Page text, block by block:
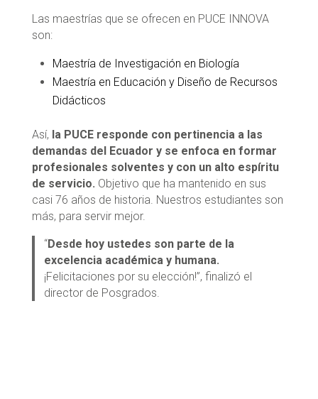
Las maestrías que se ofrecen en PUCE INNOVA
son:
Maestría de Investigación en Biología
Maestría en Educación y Diseño de Recursos
Didácticos
Así, la PUCE responde con pertinencia a las
demandas del Ecuador y se enfoca en formar
profesionales solventes y con un alto espíritu
de servicio. Objetivo que ha mantenido en sus
casi 76 años de historia. Nuestros estudiantes son
más, para servir mejor.
“Desde hoy ustedes son parte de la
excelencia académica y humana.
¡Felicitaciones por su elección!”, finalizó el
director de Posgrados.